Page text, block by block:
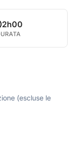
2h00
(escluse le